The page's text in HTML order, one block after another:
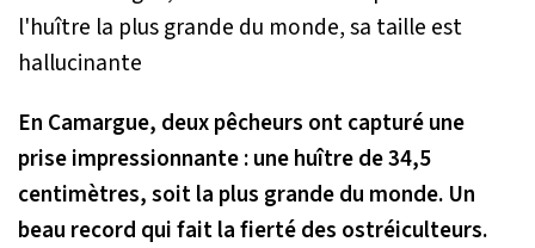
En Camargue, deux pêcheurs ont capturé une
prise impressionnante : une huître de 34,5
centimètres, soit la plus grande du monde. Un
beau record qui fait la fierté des ostréiculteurs.